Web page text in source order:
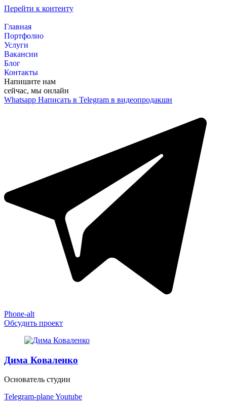
Перейти к контенту
Главная
Портфолио
Услуги
Вакансии
Блог
Контакты
Напишите нам
сейчас, мы онлайн
Whatsapp Написать в Telegram в видеопродакшн
Phone-alt
Обсудить проект
Дима Коваленко
Основатель студии
Telegram-planeYoutube